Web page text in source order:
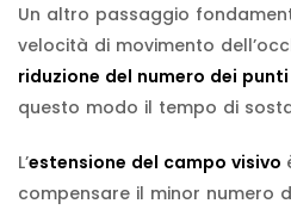
Un altro passaggio
velocità di movimento
riduzione del numero dei
questo modo il tempo di
L’estensione del campo visivo
compensare il minor numero